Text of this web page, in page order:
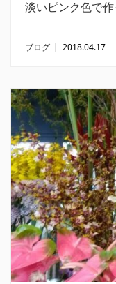
淡いピンク色で
ブログ | 2018.04.17